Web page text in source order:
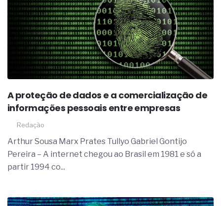
A proteção de dados e a comercialização de
informações pessoais entre empresas
Redação
Arthur Sousa Marx Prates Tullyo Gabriel Gontijo
Pereira – A internet chegou ao Brasil em 1981 e só a
partir 1994 co...